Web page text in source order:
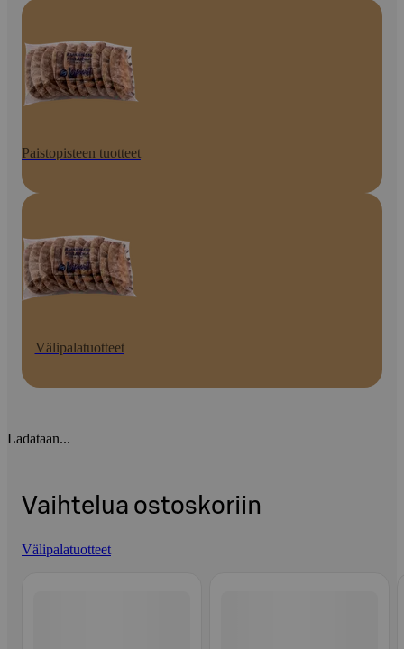
Paistopisteen tuotteet
Välipalatuotteet
Ladataan...
Vaihtelua ostoskoriin
Välipalatuotteet